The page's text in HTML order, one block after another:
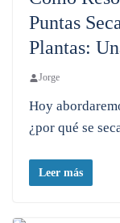
Puntas
Plantas:
Jorge
Hoy
¿por qué se
Leer más